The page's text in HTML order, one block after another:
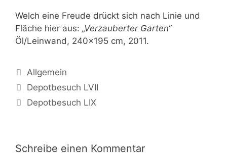
Welch eine Freude drückt sich nach Linie und
Fläche hier aus: „Verzauberter Garten“
Öl/Leinwand, 240×195 cm, 2011.
Kategorien
Allgemein
Depotbesuch LVII
Depotbesuch LIX
Schreibe einen Kommentar